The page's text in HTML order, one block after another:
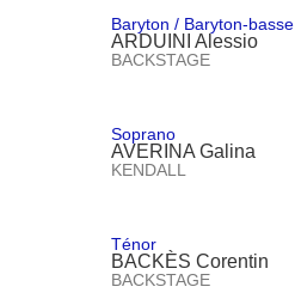
Baryton / Baryton-basse
ARDUINI Alessio
BACKSTAGE
Soprano
AVERINA Galina
KENDALL
Ténor
BACKÈS Corentin
BACKSTAGE